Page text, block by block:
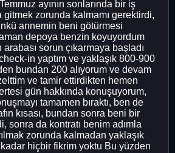
ayının sonlarında bir iş
gitmek zorunda kalmamı gerektirdi,
annemin beni götürmesi
depoya benzin koyuyordum
sorun çıkarmaya başladı
in yaptım ve yaklaşık 800-900
bundan 200 alıyorum ve devam
ve tamir ettirdikten hemen
gün hakkında konuşuyorum,
tamamen bıraktı, ben de
kısası, bundan sonra beni bir
sonra da kontratı benim adımla
zorunda kalmadan yaklaşık
hiçbir fikrim yoktu Bu yüzden